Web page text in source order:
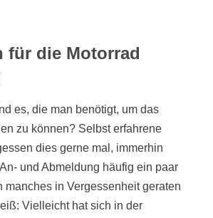
für die Motorrad
es, die man benötigt, um das
zu können? Selbst erfahrene
dies gerne mal, immerhin
und Abmeldung häufig ein paar
manches in Vergessenheit geraten
Vielleicht hat sich in der